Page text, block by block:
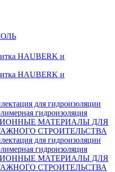
HAUBERK и
HAUBERK и
для гидроизоляции
гидроизоляция
МАТЕРИАЛЫ ДЛЯ
СТРОИТЕЛЬСТВА
для гидроизоляции
гидроизоляция
МАТЕРИАЛЫ ДЛЯ
СТРОИТЕЛЬСТВА